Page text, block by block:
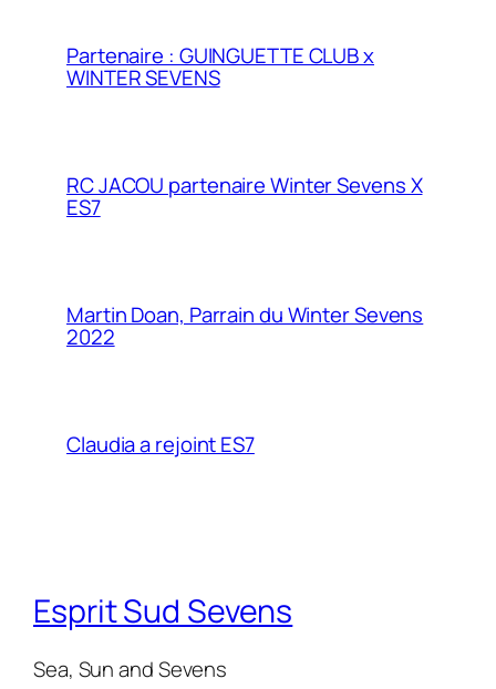
Partenaire : GUINGUETTE CLUB x
WINTER SEVENS
RC JACOU partenaire Winter Sevens X
ES7
Martin Doan, Parrain du Winter Sevens
2022
Claudia a rejoint ES7
Esprit Sud Sevens
Sea, Sun and Sevens